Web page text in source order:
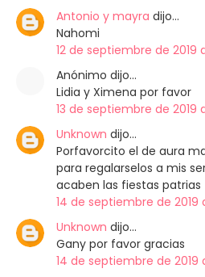
Antonio y mayra dijo…
Nahomi
12 de septiembre de 2019
Anónimo dijo…
Lidia y Ximena por favor
13 de septiembre de 2019
Unknown dijo…
Porfavorcito el de aura
para regalarselos a mis
acaben las fiestas patrias
14 de septiembre de 2019
Unknown dijo…
Gany por favor gracias
14 de septiembre de 2019